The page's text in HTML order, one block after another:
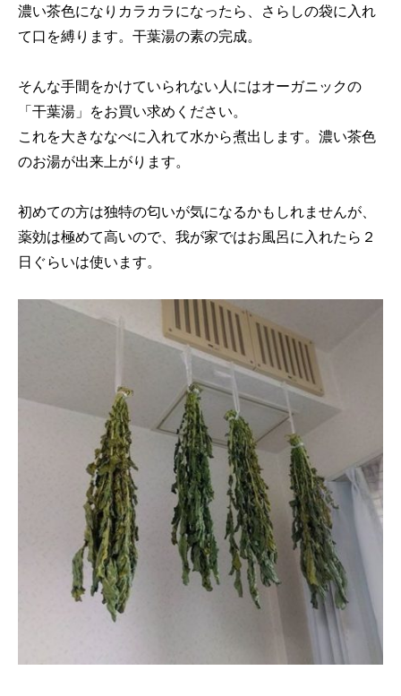
濃い茶色になりカラカラになったら、さらしの袋に入れ
て口を縛ります。干葉湯の素の完成。
そんな手間をかけていられない人にはオーガニックの
「干葉湯」をお買い求めください。
これを大きななべに入れて水から煮出します。濃い茶色
のお湯が出来上がります。
初めての方は独特の匂いが気になるかもしれませんが、
薬効は極めて高いので、我が家ではお風呂に入れたら２
日ぐらいは使います。